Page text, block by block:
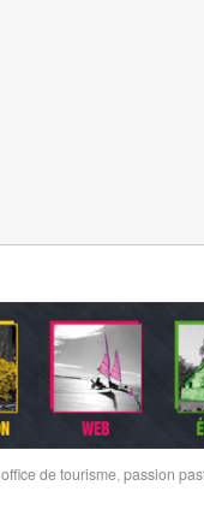
office de tourisme,passion